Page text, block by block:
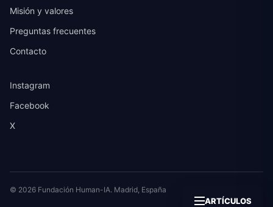
ARTÍCULOS
Misión y valores
Preguntas frecuentes
Contacto
Instagram
Facebook
X
© 2026 Fundación Human-IA. Madrid, España